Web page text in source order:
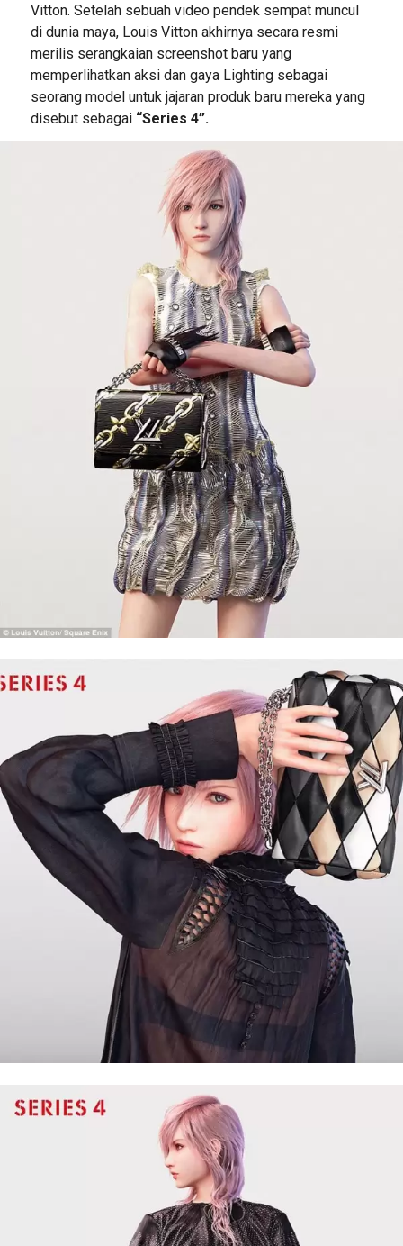
Vitton. Setelah sebuah video pendek sempat muncul
di dunia maya, Louis Vitton akhirnya secara resmi
merilis serangkaian screenshot baru yang
memperlihatkan aksi dan gaya Lighting sebagai
seorang model untuk jajaran produk baru mereka yang
disebut sebagai “Series 4”.